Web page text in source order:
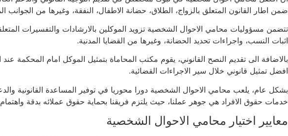
ضمن اطار القانون المتعلق بالزواج، الطلاق، حضانة الاطفال، النفقة، وغيرها من الجوانب
تتضمن مسؤوليات محامي الاحوال الشخصية تزويد الموكلين بالارشادات والتفسيرات
اثبات النسب، واجراءات تحديد الحضانة، وغيرها من القضايا المدنية.
بالاضافة الى تقديم النصح القانوني، يقوم مكتب المحاماة بتمثيل الموكل امام المحكمة عند
افضل تمثيل قانوني خلال سير الاجراءات القضائية.
بشكل عام، يلعب محامي الاحوال الشخصية دورا محوريا في توفير المساعدة القانونية
خدمات حقوق الافراد هي جوهر عملنا، حيث يلتزم فريقنا بحماية حقوق عملائه بدقة واهتمام
معايير اختيار محامي الاحوال الشخصية